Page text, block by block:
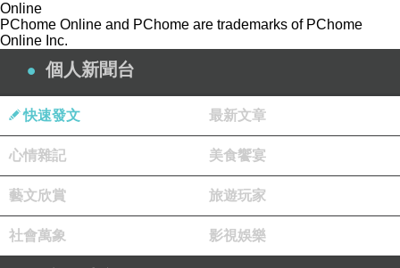
Online
PChome Online and PChome are trademarks of PChome
Online Inc.
個人新聞台
快速發文 最新文章
心情雜記 美食饗宴
藝文欣賞 旅遊玩家
社會萬象 影視娛樂